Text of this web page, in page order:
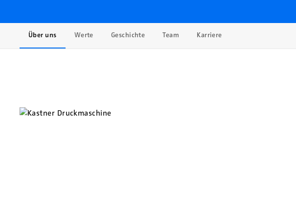
Über uns Werte Geschichte Team Karriere